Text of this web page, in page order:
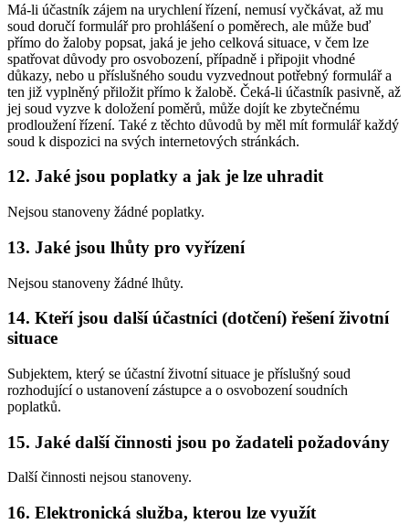
Má-li účastník zájem na urychlení řízení, nemusí vyčkávat, až mu
soud doručí formulář pro prohlášení o poměrech, ale může buď
přímo do žaloby popsat, jaká je jeho celková situace, v čem lze
spatřovat důvody pro osvobození, případně i připojit vhodné
důkazy, nebo u příslušného soudu vyzvednout potřebný formulář a
ten již vyplněný přiložit přímo k žalobě. Čeká-li účastník pasivně, až
jej soud vyzve k doložení poměrů, může dojít ke zbytečnému
prodloužení řízení. Také z těchto důvodů by měl mít formulář každý
soud k dispozici na svých internetových stránkách.
12. Jaké jsou poplatky a jak je lze uhradit
Nejsou stanoveny žádné poplatky.
13. Jaké jsou lhůty pro vyřízení
Nejsou stanoveny žádné lhůty.
14. Kteří jsou další účastníci (dotčení) řešení životní
situace
Subjektem, který se účastní životní situace je příslušný soud
rozhodující o ustanovení zástupce a o osvobození soudních
poplatků.
15. Jaké další činnosti jsou po žadateli požadovány
Další činnosti nejsou stanoveny.
16. Elektronická služba, kterou lze využít